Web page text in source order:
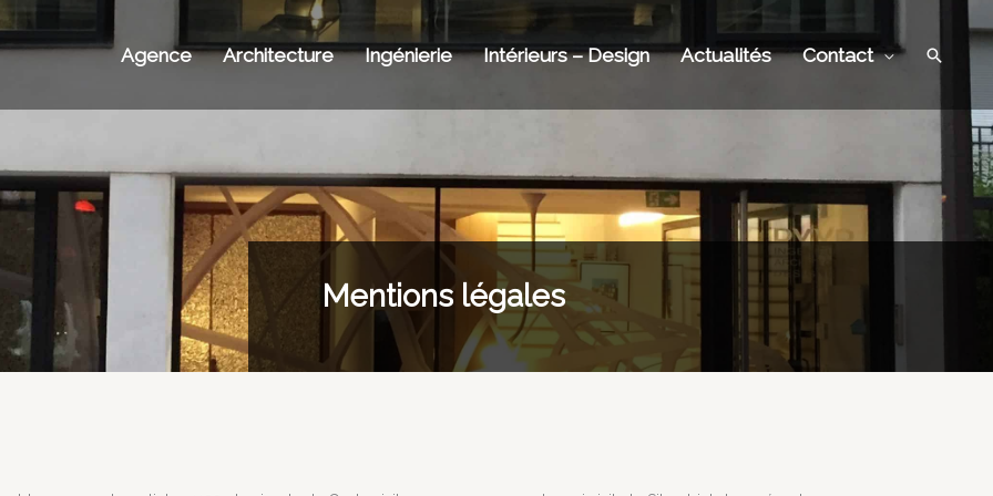
Agence Architecture Ingénierie Intérieurs – Design Actualités Contact
Mentions légales